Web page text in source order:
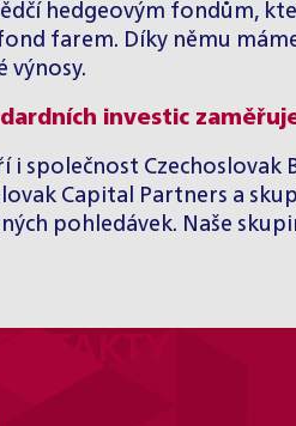
hedgeovým fondům,
farem. Díky němu
výnosy.
investic
i společnost
Capital Partners a
pohledávek. Naše